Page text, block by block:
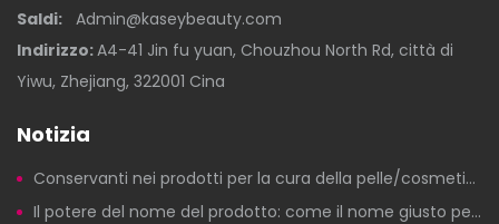
Saldi: Admin@kaseybeauty.com
Indirizzo:A4-41 Jin fu yuan, Chouzhou North Rd, città di
Yiwu, Zhejiang, 322001 Cina
Notizia
Conservanti nei prodotti per la cura della pelle/cosmetici: c'è motivo di preoccuparsi?
Il potere del nome del prodotto: come il nome giusto per un prodotto di bellezza genera clic, fiducia e vendite.